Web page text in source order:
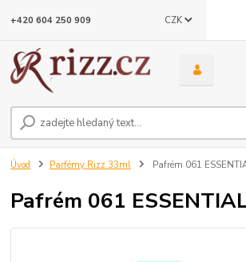
CZK
+420 604 250 909
Úvod Parfémy Rizz 33ml Pafrém 061
Pafrém 061